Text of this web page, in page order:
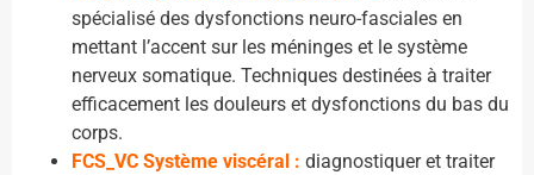
spécialisé des dysfonctions neuro-fasciales en
mettant l’accent sur les méninges et le système
nerveux somatique. Techniques destinées à traiter
efficacement les douleurs et dysfonctions du bas du
corps.
FCS_VC Système viscéral : diagnostiquer et traiter